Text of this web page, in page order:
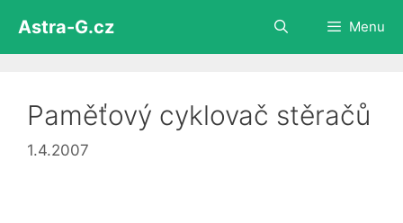
obsah
Astra-G.cz Menu
Paměťový cyklovač stěračů
1.4.2007